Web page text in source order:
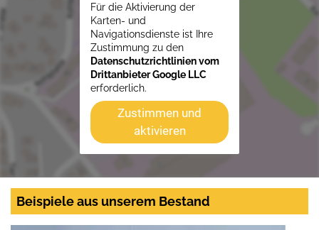
Für die Aktivierung der
Karten- und
Navigationsdienste ist Ihre
Zustimmung zu den
Datenschutzrichtlinien vom
Drittanbieter Google LLC
erforderlich.
Zustimmen und
aktivieren
Beispiele aus unserem Bestand